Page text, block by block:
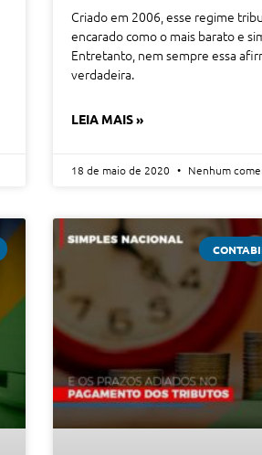
Criado em 2006, esse regime
encarado como o mais barato e
Entretanto, nem sempre essa
verdadeira.
LEIA MAIS »
18 de maio de 2020 Nenhum